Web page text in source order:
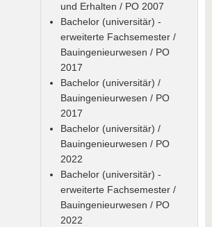
und Erhalten / PO 2007
Bachelor (universitär) -
erweiterte Fachsemester /
Bauingenieurwesen / PO
2017
Bachelor (universitär) /
Bauingenieurwesen / PO
2017
Bachelor (universitär) /
Bauingenieurwesen / PO
2022
Bachelor (universitär) -
erweiterte Fachsemester /
Bauingenieurwesen / PO
2022